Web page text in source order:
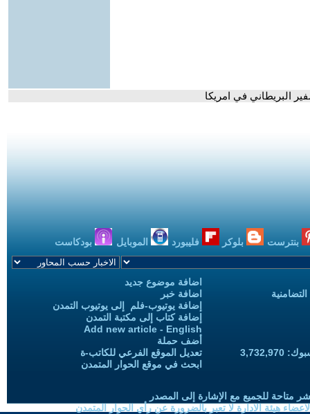
البريطاني في امريكا
بنترست بلوكر فليبورد الموبايل بودكاست
اضافة موضوع جديد
اضافة خبر
إضافة يوتيوب-فلم إلى يوتيوب التمدن
إضافة كتاب إلى مكتبة التمدن
Add new article - English
أضف حملة
تعديل الموقع الفرعي للكاتب-ة
ابحث في موقع الحوار المتمدن
متاحة للجميع مع الإشارة إلى المصدر
هيئة الادارة لا تعبر بالضرورة عن رأي الحوار المتمدن